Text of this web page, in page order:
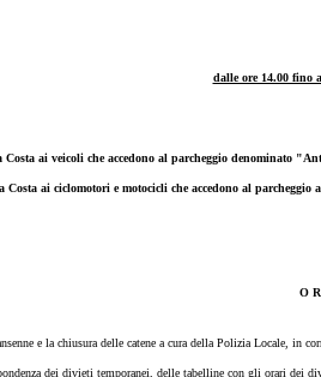
dalle ore 14.00 fino a
Costa ai veicoli che accedono al parcheggio denominato
Costa ai ciclomotori e motocicli che accedono al
O
e la chiusura delle catene a cura della Polizia Locale, in
dei divieti temporanei, delle tabelline con gli orari dei